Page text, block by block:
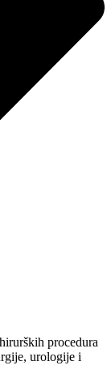
procedura
urologije i